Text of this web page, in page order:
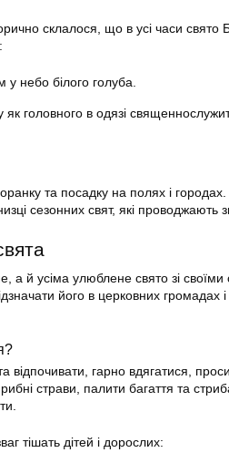
склалося, що в усі часи свято
у небо білого голуба.
головного в одязі
та посадку на полях і
сезонних свят, які проводжають
а й усіма улюблене свято зі
його в церковних громадах і
відпочивати, гарно вдягатися,
страви, палити багаття та
тішать дітей і дорослих: